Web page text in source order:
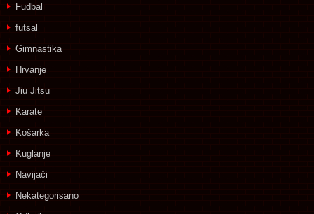
Fudbal
futsal
Gimnastika
Hrvanje
Jiu Jitsu
Karate
Košarka
Kuglanje
Navijači
Nekategorisano